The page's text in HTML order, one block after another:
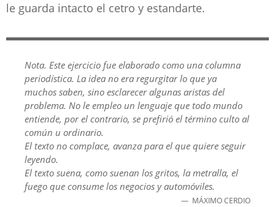
le guarda intacto el cetro y estandarte.
Nota. Este ejercicio fue elaborado como una columna
periodística. La idea no era regurgitar lo que ya
muchos saben, sino esclarecer algunas aristas del
problema. No le empleo un lenguaje que todo mundo
entiende, por el contrario, se prefirió el término culto al
común u ordinario.
El texto no complace, avanza para el que quiere seguir
leyendo.
El texto suena, como suenan los gritos, la metralla, el
fuego que consume los negocios y automóviles.
MÁXIMO CERDIO